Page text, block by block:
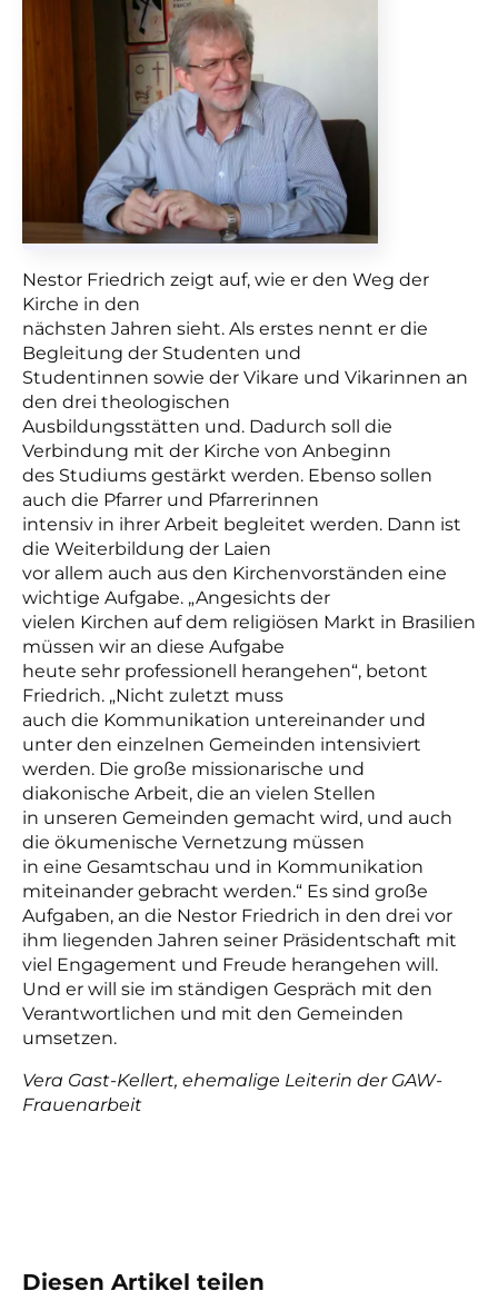
Nestor Friedrich zeigt auf, wie er den Weg der
Kirche in den
nächsten Jahren sieht. Als erstes nennt er die
Begleitung der Studenten und
Studentinnen sowie der Vikare und Vikarinnen an
den drei theologischen
Ausbildungsstätten und. Dadurch soll die
Verbindung mit der Kirche von Anbeginn
des Studiums gestärkt werden. Ebenso sollen
auch die Pfarrer und Pfarrerinnen
intensiv in ihrer Arbeit begleitet werden. Dann ist
die Weiterbildung der Laien
vor allem auch aus den Kirchenvorständen eine
wichtige Aufgabe. „Angesichts der
vielen Kirchen auf dem religiösen Markt in Brasilien
müssen wir an diese Aufgabe
heute sehr professionell herangehen“, betont
Friedrich. „Nicht zuletzt muss
auch die Kommunikation untereinander und
unter den einzelnen Gemeinden intensiviert
werden. Die große missionarische und
diakonische Arbeit, die an vielen Stellen
in unseren Gemeinden gemacht wird, und auch
die ökumenische Vernetzung müssen
in eine Gesamtschau und in Kommunikation
miteinander gebracht werden.“ Es sind große
Aufgaben, an die Nestor Friedrich in den drei vor
ihm liegenden Jahren seiner Präsidentschaft mit
viel Engagement und Freude herangehen will.
Und er will sie im ständigen Gespräch mit den
Verantwortlichen und mit den Gemeinden
umsetzen.
Vera Gast-Kellert, ehemalige Leiterin der GAW-
Frauenarbeit
Diesen Artikel teilen